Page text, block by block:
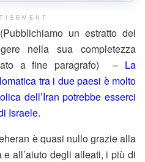
un estratto del
nella sua completezza
a fine paragrafo) – La
tra i due paesi è molto
dell’Iran potrebbe esserci
Israele.
è quasi nullo grazie alla
all’aiuto degli alleati, i più di